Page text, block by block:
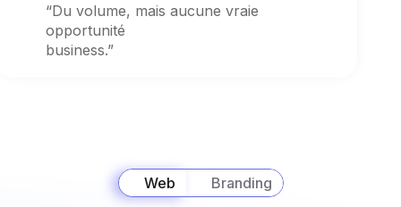
“Du volume, mais aucune vraie
opportunité
business.”
Web Branding